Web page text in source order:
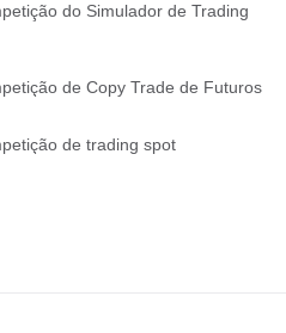
do Simulador de Trading
de Copy Trade de Futuros
de trading spot